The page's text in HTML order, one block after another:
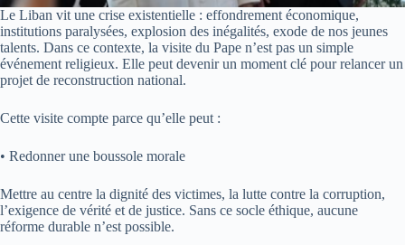
Le Liban vit une crise existentielle : effondrement économique,
institutions paralysées, explosion des inégalités, exode de nos jeunes
talents. Dans ce contexte, la visite du Pape n’est pas un simple
événement religieux. Elle peut devenir un moment clé pour relancer un
projet de reconstruction national.
Cette visite compte parce qu’elle peut :
• Redonner une boussole morale
Mettre au centre la dignité des victimes, la lutte contre la corruption,
l’exigence de vérité et de justice. Sans ce socle éthique, aucune
réforme durable n’est possible.